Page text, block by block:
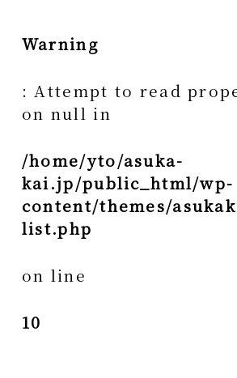
Warning
: Attempt to read
on null in
/home/yto/asuka-
kai.jp/public_html/wp-
content/themes/
list.php
on line
10